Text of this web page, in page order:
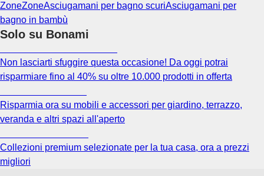
ZoneZoneAsciugamani per bagno scuriAsciugamani per
bagno in bambù
Solo su Bonami
Non lasciarti sfuggire questa occasione! Da oggi potrai
risparmiare fino al 40% su oltre 10.000 prodotti in offerta
Risparmia ora su mobili e accessori per giardino, terrazzo,
veranda e altri spazi all'aperto
Collezioni premium selezionate per la tua casa, ora a prezzi
migliori